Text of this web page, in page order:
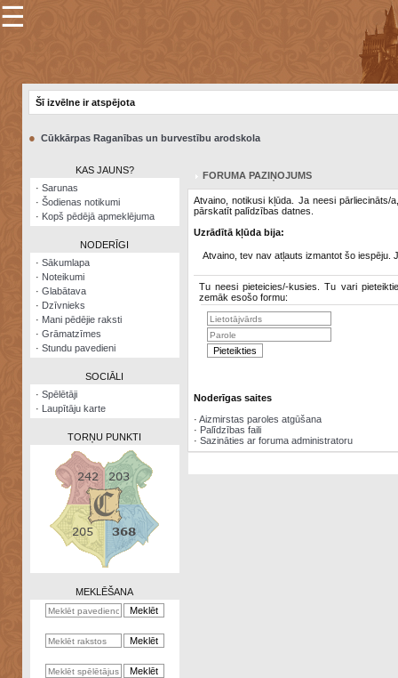
×
Šodienas
notikumi
Visatcera
almanahs
Arhīvs
Zināšanu
kalkulators
☰
Šī izvēlne ir atspējota
● Cūkkārpas Raganības un burvestību arodskola
KAS JAUNS?
· Sarunas
· Šodienas notikumi
· Kopš pēdējā apmeklējuma
NODERĪGI
· Sākumlapa
· Noteikumi
· Glabātava
· Dzīvnieks
· Mani pēdējie raksti
· Grāmatzīmes
· Stundu pavedieni
SOCIĀLI
· Spēlētāji
· Laupītāju karte
TORŅU PUNKTI
MEKLĒŠANA
FORUMA PAZIŅOJUMS
Atvaino, notikusi kļūda. Ja neesi pārliecināts/
pārskatīt palīdzības datnes.
Uzrādītā kļūda bija:
Atvaino, tev nav atļauts izmantot šo iespēju.
Tu neesi pieteicies/-kusies. Tu vari
zemāk esošo formu:
Noderīgas saites
· Aizmirstas paroles atgūšana
· Palīdzības faili
· Sazināties ar foruma administratoru